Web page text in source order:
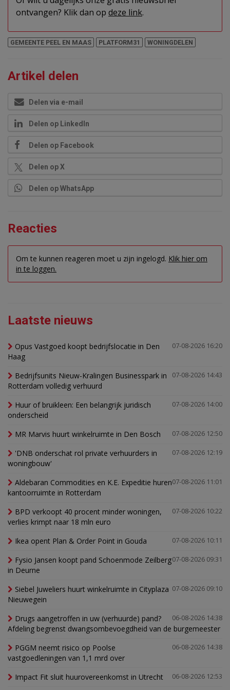
ontvangen? Klik dan op deze link.
GEMEENTE PEEL EN MAAS PLATFORM31 WONINGDELEN
Artikel delen
Delen via e-mail
Delen op LinkedIn
Delen op Facebook
Delen op X
Delen op WhatsApp
Reacties
Om te kunnen reageren moet u zijn ingelogd. Klik hier om
in te loggen.
Laatste nieuws
07-08-2026 16:20
Opus Vastgoed koopt bedrijfslocatie in Den
Haag
07-08-2026 14:43
Bedrijfsunits Nieuw-Kralingen Businesspark in
Rotterdam volledig verhuurd
07-08-2026 14:00
Huur of bruikleen: Een belangrijk juridisch
onderscheid
07-08-2026 12:50
MR Marvis huurt winkelruimte in Den Bosch
07-08-2026 12:19
'DNB onderschat rol private verhuurders in
woningbouw'
07-08-2026 11:01
Aldebaran Commodities en K.E. Expeditie huren
kantoorruimte in Rotterdam
07-08-2026 10:22
BPD verkoopt 40 procent minder woningen,
verlies krimpt naar 18 mln euro
07-08-2026 10:11
Ikea opent Plan & Order Point in Gouda
07-08-2026 09:31
Fysio Jansen koopt pand Schoenmode Zeilberg
in Deurne
07-08-2026 09:10
Siebel Juweliers huurt winkelruimte in Cityplaza
Nieuwegein
06-08-2026 14:38
Drugs aangetroffen in uw (verhuurde) pand?
Afdeling begrenst dwangsombevoegdheid van de burgemeester
06-08-2026 14:38
PGGM neemt risico op Poolse
vastgoedleningen van 1,1 mrd over
06-08-2026 12:53
Impact Fit sluit huurovereenkomst in Utrecht